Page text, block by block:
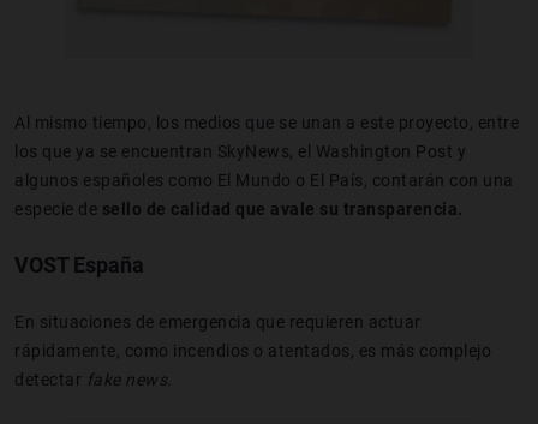
Al mismo tiempo, los medios que se unan a este proyecto, entre
los que ya se encuentran SkyNews, el Washington Post y
algunos españoles como El Mundo o El País, contarán con una
especie de sello de calidad que avale su transparencia.
VOST España
En situaciones de emergencia que requieren actuar
rápidamente, como incendios o atentados, es más complejo
detectar fake news